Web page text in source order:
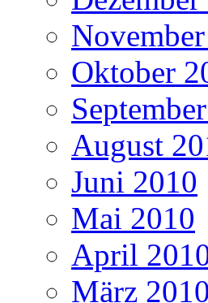
Oktober
August
Juni 2010
Mai 2010
April
März 2010